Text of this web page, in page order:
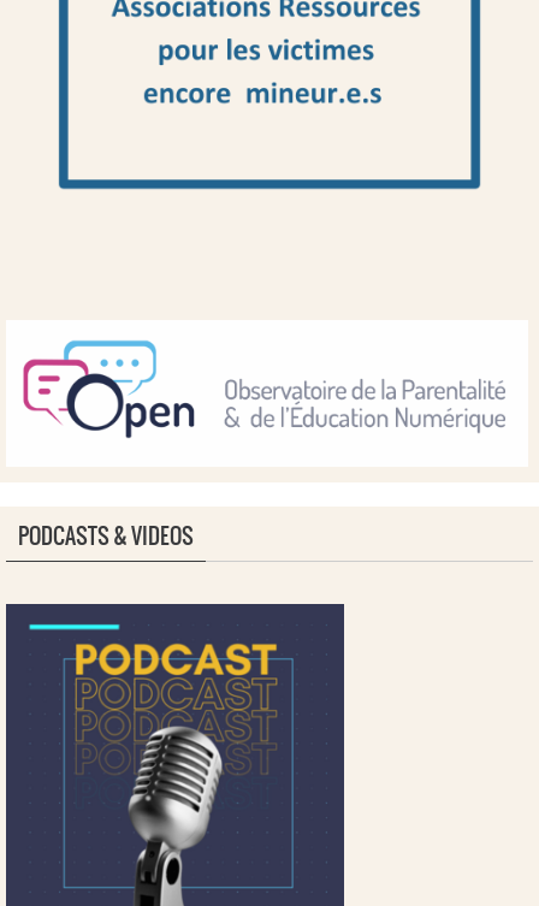
PODCASTS & VIDEOS